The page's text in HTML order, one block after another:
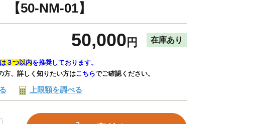
50-NM-01】
50,000 円 在庫あり
３つ以内を推奨しております。
方、詳しく知りたい方はこちらでご確認ください。
上限額を調べる